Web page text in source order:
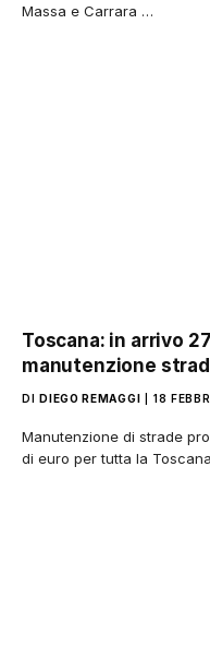
Massa e Carrara …
Toscana: in arrivo
manutenzione
DI DIEGO REMAGGI 18
Manutenzione di strade
di euro per tutta la